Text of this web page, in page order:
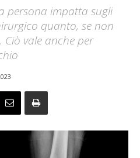
persona impatta sugli
quanto, se non
vale anche per